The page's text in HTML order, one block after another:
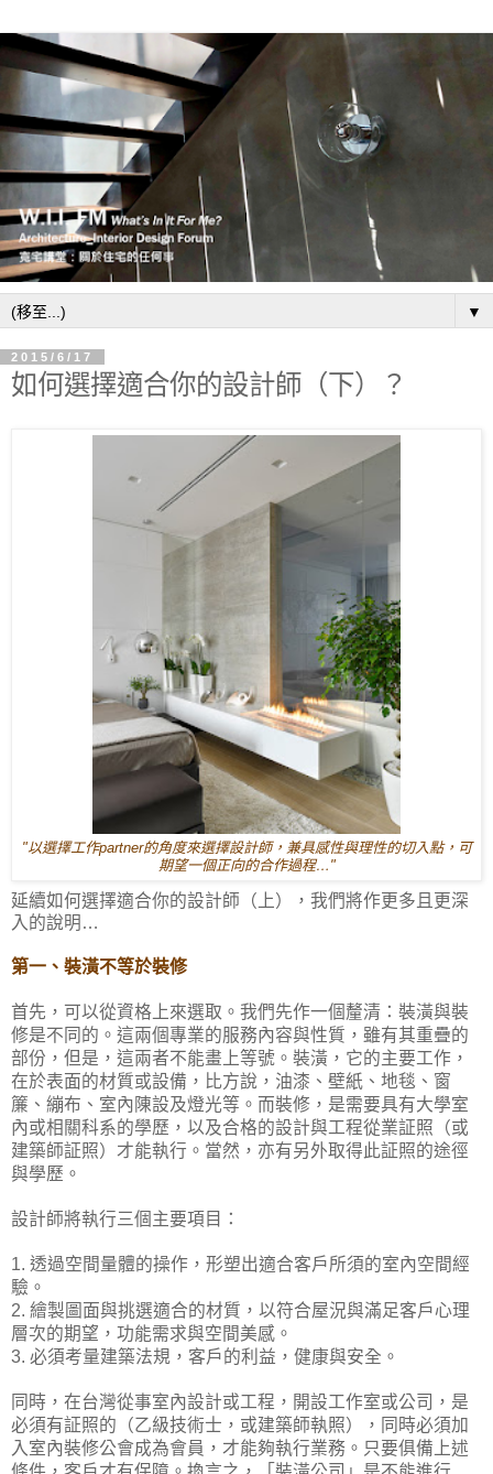
▼
2015/6/17
如何選擇適合你的設計師（下）？
"以選擇工作partner的角度來選擇設計師，兼具感性與理性的切入點，可
期望一個正向的合作過程…"
延續如何選擇適合你的設計師（上），我們將作更多且更深
入的說明…
第一、裝潢不等於裝修
首先，可以從資格上來選取。我們先作一個釐清：裝潢與裝
修是不同的。這兩個專業的服務內容與性質，雖有其重疊的
部份，但是，這兩者不能畫上等號。裝潢，它的主要工作，
在於表面的材質或設備，比方說，油漆、壁紙、地毯、窗
簾、繃布、室內陳設及燈光等。而裝修，是需要具有大學室
內或相關科系的學歷，以及合格的設計與工程從業証照（或
建築師証照）才能執行。當然，亦有另外取得此証照的途徑
與學歷。
設計師將執行三個主要項目：
1. 透過空間量體的操作，形塑出適合客戶所須的室內空間經
驗。
2. 繪製圖面與挑選適合的材質，以符合屋況與滿足客戶心理
層次的期望，功能需求與空間美感。
3. 必須考量建築法規，客戶的利益，健康與安全。
同時，在台灣從事室內設計或工程，開設工作室或公司，是
必須有証照的（乙級技術士，或建築師執照），同時必須加
入室內裝修公會成為會員，才能夠執行業務。只要俱備上述